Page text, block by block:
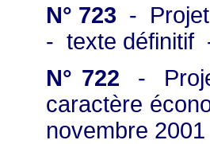
N° 723 -
- texte définitif
N° 722 -
caractère
novembre 2001